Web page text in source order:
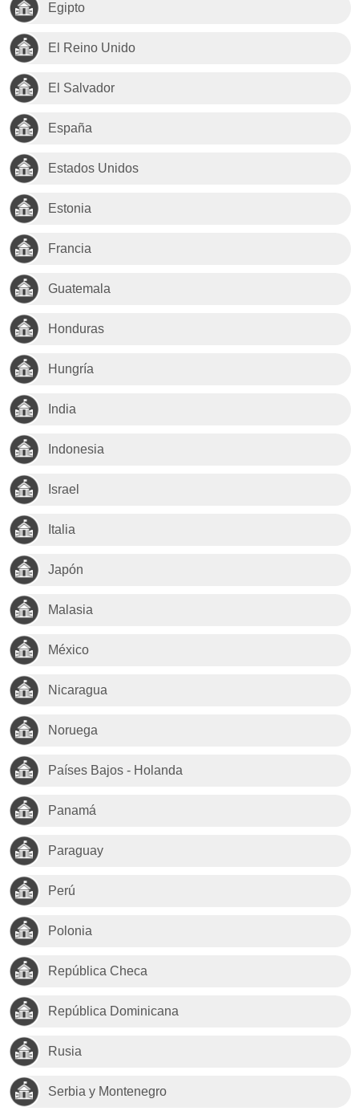
Egipto
El Reino Unido
El Salvador
España
Estados Unidos
Estonia
Francia
Guatemala
Honduras
Hungría
India
Indonesia
Israel
Italia
Japón
Malasia
México
Nicaragua
Noruega
Países Bajos - Holanda
Panamá
Paraguay
Perú
Polonia
República Checa
República Dominicana
Rusia
Serbia y Montenegro